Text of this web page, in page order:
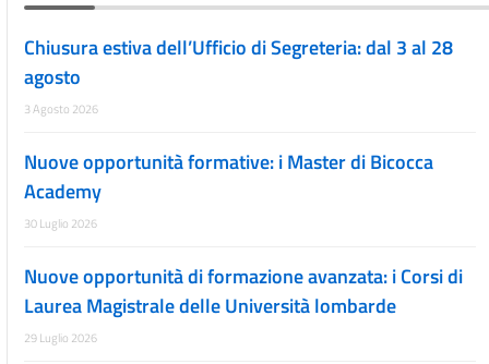
Chiusura estiva dell’Ufficio di Segreteria: dal 3 al 28
agosto
3 Agosto 2026
Nuove opportunità formative: i Master di Bicocca
Academy
30 Luglio 2026
Nuove opportunità di formazione avanzata: i Corsi di
Laurea Magistrale delle Università lombarde
29 Luglio 2026